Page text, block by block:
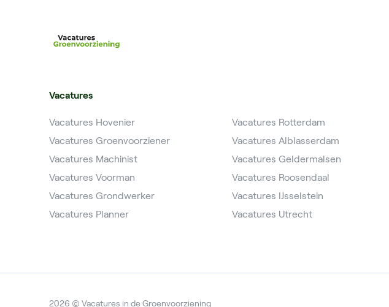
Vacatures
Vacatures Hovenier
Vacatures Groenvoorziener
Vacatures Machinist
Vacatures Voorman
Vacatures Grondwerker
Vacatures Planner
Vacatures Rotterdam
Vacatures Alblasserdam
Vacatures Geldermalsen
Vacatures Roosendaal
Vacatures IJsselstein
Vacatures Utrecht
2026 © Vacatures in de Groenvoorziening